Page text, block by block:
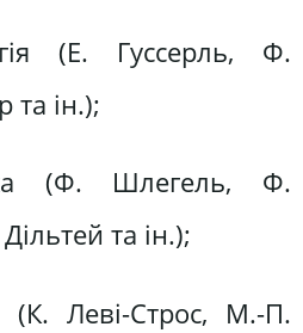
(Е. Гуссерль, Ф.
та ін.);
(Ф. Шлегель, Ф.
та ін.);
(К. Леві-Строс, М.-П.